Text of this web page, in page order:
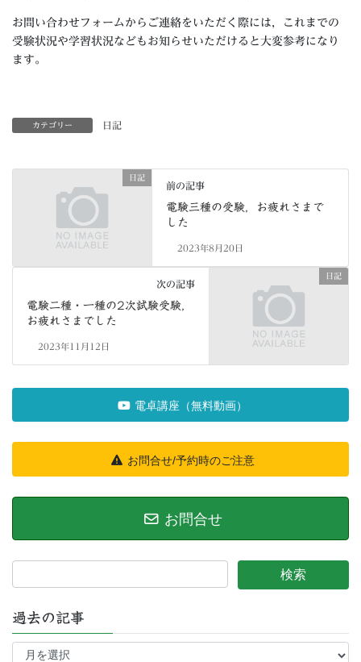
お問い合わせフォームからご連絡をいただく際には，これまでの
受験状況や学習状況などもお知らせいただけると大変参考になり
ます。
カテゴリー 日記
日記
前の記事
電験三種の受験，お疲れさまで
した
2023年8月20日
日記
次の記事
電験二種・一種の2次試験受験，
お疲れさまでした
2023年11月12日
電卓講座（無料動画）
お問合せ/予約時のご注意
お問合せ
過去の記事
過